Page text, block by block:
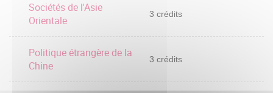
Sociétés de l'Asie
Orientale
3 crédits
Politique étrangère de la
Chine
3 crédits